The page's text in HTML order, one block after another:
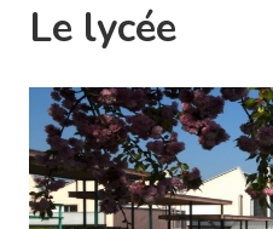
Le lycée